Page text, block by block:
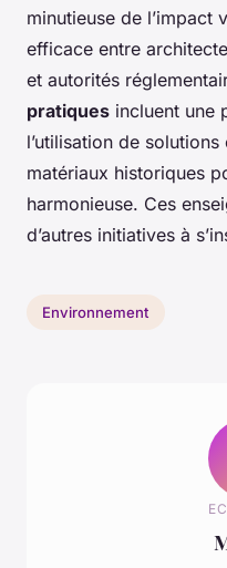
minutieuse de l’impact
efficace entre
et autorités
pratiques incluent une
l’utilisation de
matériaux historiques
harmonieuse. Ces
d’autres initiatives à
Environnement